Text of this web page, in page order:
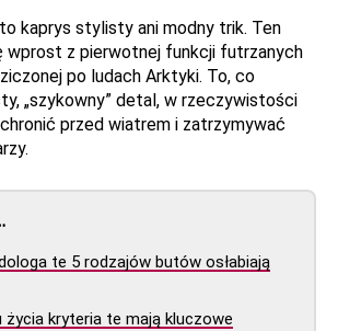
kaprys stylisty ani modny trik. Ten
wprost z pierwotnej funkcji futrzanych
po ludach Arktyki. To, co
„szykowny” detal, w rzeczywistości
chronić przed wiatrem i zatrzymywać
te 5 rodzajów butów osłabiają
życia kryteria te mają kluczowe